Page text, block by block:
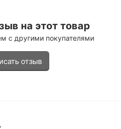
на этот товар
с другими покупателями
отзыв